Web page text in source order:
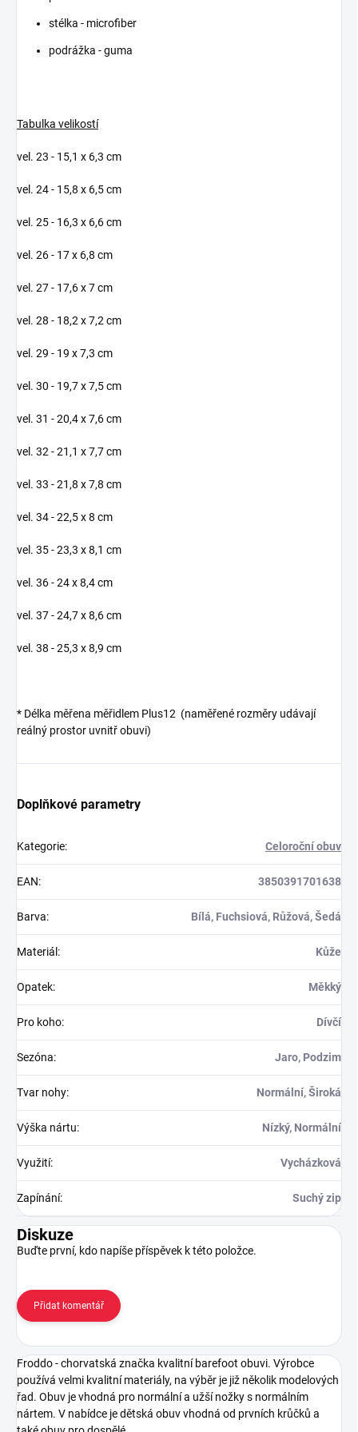
stélka - microfiber
podrážka - guma
Tabulka velikostí
vel. 23 - 15,1 x 6,3 cm
vel. 24 - 15,8 x 6,5 cm
vel. 25 - 16,3 x 6,6 cm
vel. 26 - 17 x 6,8 cm
vel. 27 - 17,6 x 7 cm
vel. 28 - 18,2 x 7,2 cm
vel. 29 - 19 x 7,3 cm
vel. 30 - 19,7 x 7,5 cm
vel. 31 - 20,4 x 7,6 cm
vel. 32 - 21,1 x 7,7 cm
vel. 33 - 21,8 x 7,8 cm
vel. 34 - 22,5 x 8 cm
vel. 35 - 23,3 x 8,1 cm
vel. 36 - 24 x 8,4 cm
vel. 37 - 24,7 x 8,6 cm
vel. 38 - 25,3 x 8,9 cm
* Délka měřena měřidlem Plus12 (naměřené rozměry udávají
reálný prostor uvnitř obuvi)
Doplňkové parametry
Kategorie: Celoroční obuv
EAN: 3850391701638
Barva: Bílá, Fuchsiová, Růžová, Šedá
Materiál : Kůže
Opatek: Měkký
Pro koho: Dívčí
Sezóna: Jaro, Podzim
Tvar nohy: Normální, Široká
Výška nártu: Nízký, Normální
Využití: Vycházková
Zapínání: Suchý zip
Diskuze
Buďte první, kdo napíše příspěvek k této položce.
Přidat komentář
Froddo - chorvatská značka kvalitní barefoot obuvi. Výrobce
používá velmi kvalitní materiály, na výběr je již několik modelových
řad. Obuv je vhodná pro normální a užší nožky s normálním
nártem. V nabídce je dětská obuv vhodná od prvních krůčků a